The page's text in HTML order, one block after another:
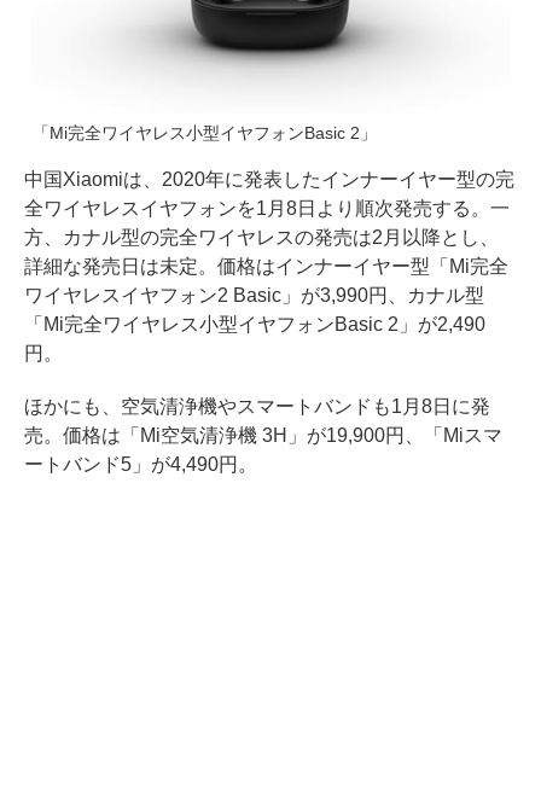
「Mi完全ワイヤレス小型イヤフォンBasic 2」
中国Xiaomiは、2020年に発表したインナーイヤー型の完
全ワイヤレスイヤフォンを1月8日より順次発売する。一
方、カナル型の完全ワイヤレスの発売は2月以降とし、
詳細な発売日は未定。価格はインナーイヤー型「Mi完全
ワイヤレスイヤフォン2 Basic」が3,990円、カナル型
「Mi完全ワイヤレス小型イヤフォンBasic 2」が2,490
円。
ほかにも、空気清浄機やスマートバンドも1月8日に発
売。価格は「Mi空気清浄機 3H」が19,900円、「Miスマ
ートバンド5」が4,490円。